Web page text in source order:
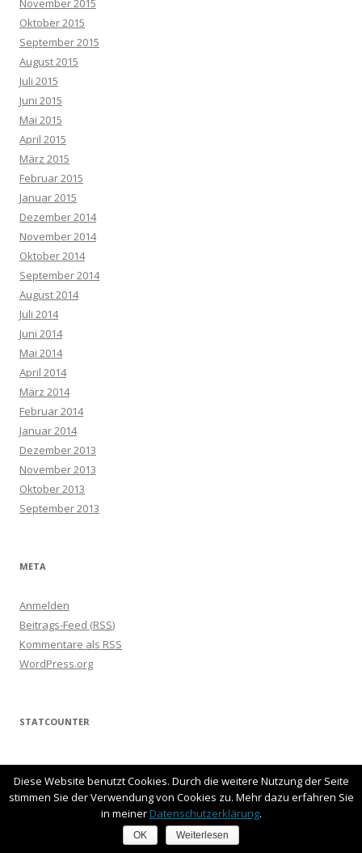
November 2015
Oktober 2015
September 2015
August 2015
Juli 2015
Juni 2015
Mai 2015
April 2015
März 2015
Februar 2015
Januar 2015
Dezember 2014
November 2014
Oktober 2014
September 2014
August 2014
Juli 2014
Juni 2014
Mai 2014
April 2014
März 2014
Februar 2014
Januar 2014
Dezember 2013
November 2013
Oktober 2013
September 2013
META
Anmelden
Beitrags-Feed (RSS)
Kommentare als RSS
WordPress.org
STATCOUNTER
Diese Website benutzt Cookies. Durch die weitere Nutzung der Seite
stimmen Sie der Verwendung von Cookies zu. Mehr dazu erfahren Sie
in meiner Datenschutzerklärung.
OK Weiterlesen